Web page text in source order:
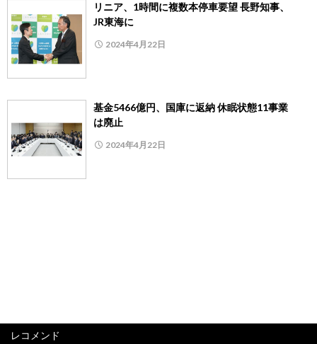
リニア、1時間に複数本停車要望 長野知事、
JR東海に
2024年4月22日
基金5466億円、国庫に返納 休眠状態11事業
は廃止
2024年4月22日
レコメンド